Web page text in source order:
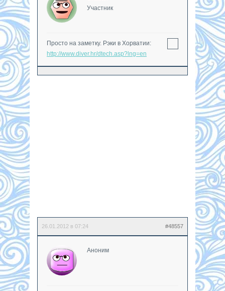
Участник
Просто на заметку. Рэки в Хорватии:
http://www.diver.hr/dtech.asp?lng=en
26.01.2012 в 07:24 #48557
Аноним